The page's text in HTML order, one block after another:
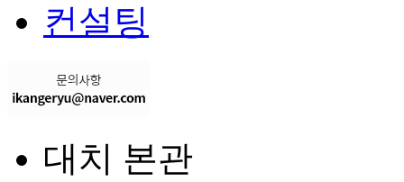
컨설팅
대치 본관